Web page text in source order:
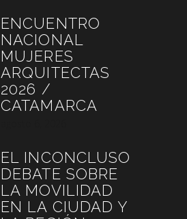
ENCUENTRO
NACIONAL
MUJERES
ARQUITECTAS
2026 /
CATAMARCA
EL INCONCLUSO
DEBATE SOBRE
LA MOVILIDAD
EN LA CIUDAD Y